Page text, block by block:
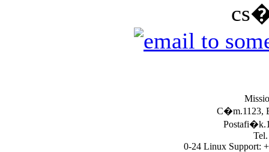
C�m.1123,
0-24 Linux Support: